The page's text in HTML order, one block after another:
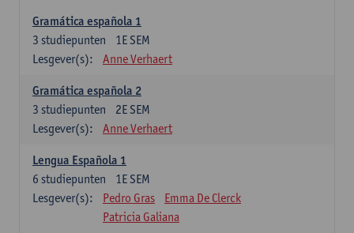
Gramática española 1
1E SEM
3 studiepunten
Lesgever(s):
Anne Verhaert
Gramática española 2
2E SEM
3 studiepunten
Lesgever(s):
Anne Verhaert
Lengua Española 1
1E SEM
6 studiepunten
Lesgever(s):
Pedro Gras
Emma De Clerck
Patricia Galiana